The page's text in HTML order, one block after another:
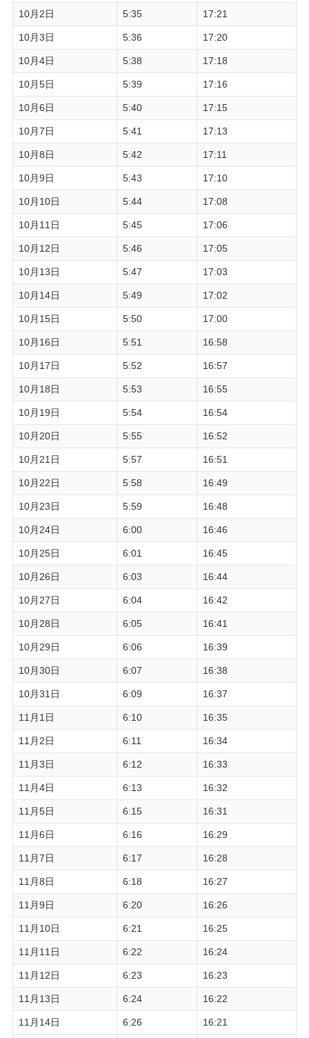
10月2日 5:35 17:21
10月3日 5:36 17:20
10月4日 5:38 17:18
10月5日 5:39 17:16
10月6日 5:40 17:15
10月7日 5:41 17:13
10月8日 5:42 17:11
10月9日 5:43 17:10
10月10日 5:44 17:08
10月11日 5:45 17:06
10月12日 5:46 17:05
10月13日 5:47 17:03
10月14日 5:49 17:02
10月15日 5:50 17:00
10月16日 5:51 16:58
10月17日 5:52 16:57
10月18日 5:53 16:55
10月19日 5:54 16:54
10月20日 5:55 16:52
10月21日 5:57 16:51
10月22日 5:58 16:49
10月23日 5:59 16:48
10月24日 6:00 16:46
10月25日 6:01 16:45
10月26日 6:03 16:44
10月27日 6:04 16:42
10月28日 6:05 16:41
10月29日 6:06 16:39
10月30日 6:07 16:38
10月31日 6:09 16:37
11月1日 6:10 16:35
11月2日 6:11 16:34
11月3日 6:12 16:33
11月4日 6:13 16:32
11月5日 6:15 16:31
11月6日 6:16 16:29
11月7日 6:17 16:28
11月8日 6:18 16:27
11月9日 6:20 16:26
11月10日 6:21 16:25
11月11日 6:22 16:24
11月12日 6:23 16:23
11月13日 6:24 16:22
11月14日 6:26 16:21